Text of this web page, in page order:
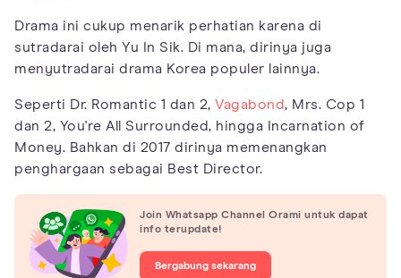
Drama ini cukup menarik perhatian karena di
sutradarai oleh Yu In Sik. Di mana, dirinya juga
menyutradarai drama Korea populer lainnya.
Seperti Dr. Romantic 1 dan 2, Vagabond, Mrs. Cop 1
dan 2, You're All Surrounded, hingga Incarnation of
Money. Bahkan di 2017 dirinya memenangkan
penghargaan sebagai Best Director.
Join Whatsapp Channel Orami untuk dapat
info terupdate!
Bergabung sekarang